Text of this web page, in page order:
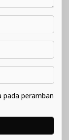
pada peramban